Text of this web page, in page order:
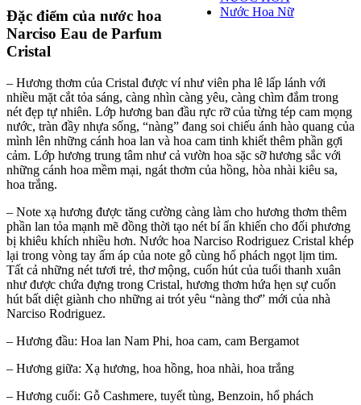
Nước Hoa Nữ
Đặc điểm của nước hoa
Narciso Eau de Parfum
Cristal
– Hương thơm của Cristal được ví như viên pha lê lấp lánh với
nhiều mặt cắt tỏa sáng, càng nhìn càng yêu, càng chìm đắm trong
nét đẹp tự nhiên. Lớp hương ban đầu rực rỡ của từng tép cam mọng
nước, tràn đầy nhựa sống, “nàng” đang soi chiếu ánh hào quang của
mình lên những cánh hoa lan và hoa cam tinh khiết thêm phần gợi
cảm. Lớp hương trung tâm như cả vườn hoa sặc sỡ hương sắc với
những cánh hoa mềm mại, ngát thơm của hồng, hòa nhài kiêu sa,
hoa trắng.
– Note xạ hương được tăng cường càng làm cho hương thơm thêm
phần lan tỏa mạnh mẽ đồng thời tạo nét bí ẩn khiến cho đối phương
bị khiêu khích nhiều hơn. Nước hoa Narciso Rodriguez Cristal khép
lại trong vòng tay ấm áp của note gỗ cùng hổ phách ngọt lịm tim.
Tất cả những nét tươi trẻ, thơ mộng, cuốn hút của tuổi thanh xuân
như được chứa đựng trong Cristal, hương thơm hứa hẹn sự cuốn
hút bất diệt giành cho những ai trót yêu “nàng thơ” mới của nhà
Narciso Rodriguez.
– Hương đầu: Hoa lan Nam Phi, hoa cam, cam Bergamot
– Hương giữa: Xạ hương, hoa hồng, hoa nhài, hoa trắng
– Hương cuối: Gỗ Cashmere, tuyết tùng, Benzoin, hổ phách